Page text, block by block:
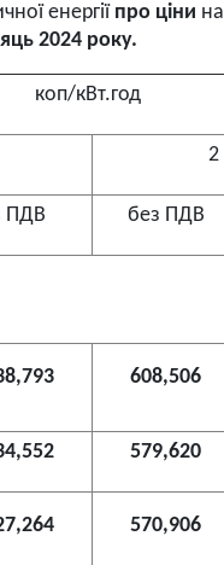
енергії про ціни
2024 року.
коп/кВт.год
2
ПДВ без ПДВ
608,506
579,620
570,906